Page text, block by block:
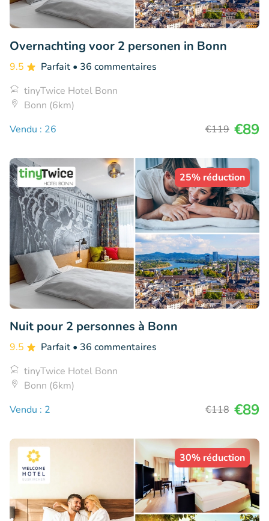
Overnachting voor 2 personen in Bonn
9.5 Parfait • 36 commentaires
tinyTwice Hotel Bonn
Bonn (6km)
Vendu : 26
€119 €89
25% réduction
Nuit pour 2 personnes à Bonn
9.5 Parfait • 36 commentaires
tinyTwice Hotel Bonn
Bonn (6km)
Vendu : 2
€118 €89
30% réduction